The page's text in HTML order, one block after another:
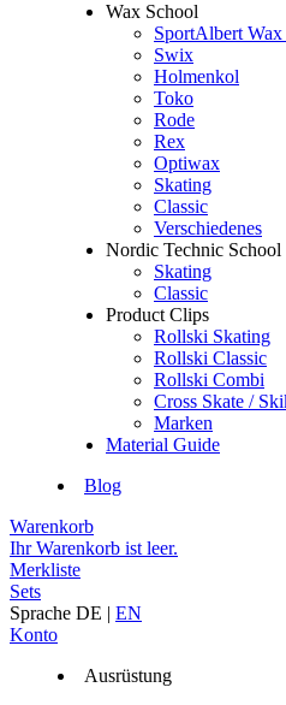
Wax School
SportAlbert
Swix
Holmenkol
Toko
Rode
Rex
Optiwax
Skating
Classic
Verschiedenes
Nordic Technic School
Skating
Classic
Product Clips
Rollski Skating
Rollski Classic
Rollski Combi
Cross Skate /
Marken
Material Guide
Blog
Warenkorb
Ihr Warenkorb ist leer.
Merkliste
Sets
Sprache DE | EN
Konto
Ausrüstung